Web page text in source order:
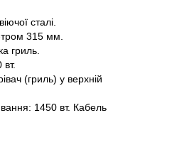
сталі.
315 мм.
гриль.
вт.
(гриль) у верхній
1450 вт. Кабель